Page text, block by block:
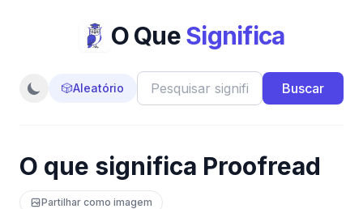
O QueSignifica
🎲Aleatório Buscar
O que significa Proofread
Partilhar como imagem